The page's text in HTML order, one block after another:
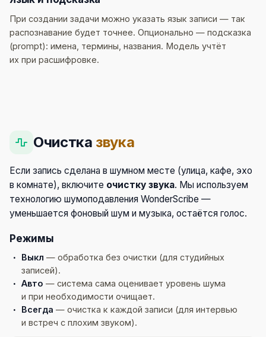
При создании задачи можно указать язык записи — так
распознавание будет точнее. Опционально — подсказка
(prompt): имена, термины, названия. Модель учтёт
их при расшифровке.
Очистка звука
Если запись сделана в шумном месте (улица, кафе, эхо
в комнате), включите очистку звука. Мы используем
технологию шумоподавления WonderScribe —
уменьшается фоновый шум и музыка, остаётся голос.
Режимы
Выкл — обработка без очистки (для студийных
записей).
Авто — система сама оценивает уровень шума
и при необходимости очищает.
Всегда — очистка к каждой записи (для интервью
и встреч с плохим звуком).